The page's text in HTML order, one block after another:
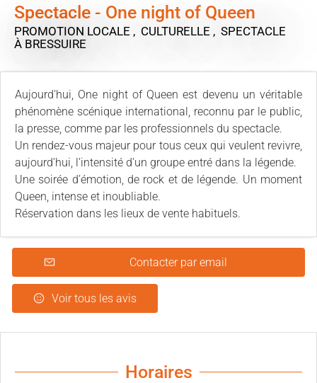
Spectacle - One night of Queen
PROMOTION LOCALE , CULTURELLE , SPECTACLE
À BRESSUIRE
Aujourd’hui, One night of Queen est devenu un véritable
phénomène scénique international, reconnu par le public,
la presse, comme par les professionnels du spectacle.
Un rendez-vous majeur pour tous ceux qui veulent revivre,
aujourd’hui, l’intensité d’un groupe entré dans la légende.
Une soirée d’émotion, de rock et de légende. Un moment
Queen, intense et inoubliable.
Réservation dans les lieux de vente habituels.
Contacter par email
Voir tous les avis
Horaires